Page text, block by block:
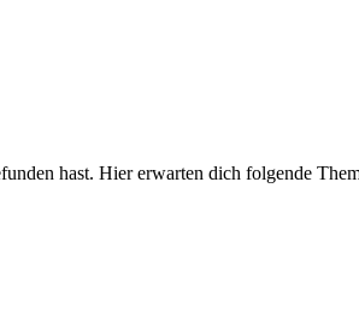
hast. Hier erwarten dich folgende